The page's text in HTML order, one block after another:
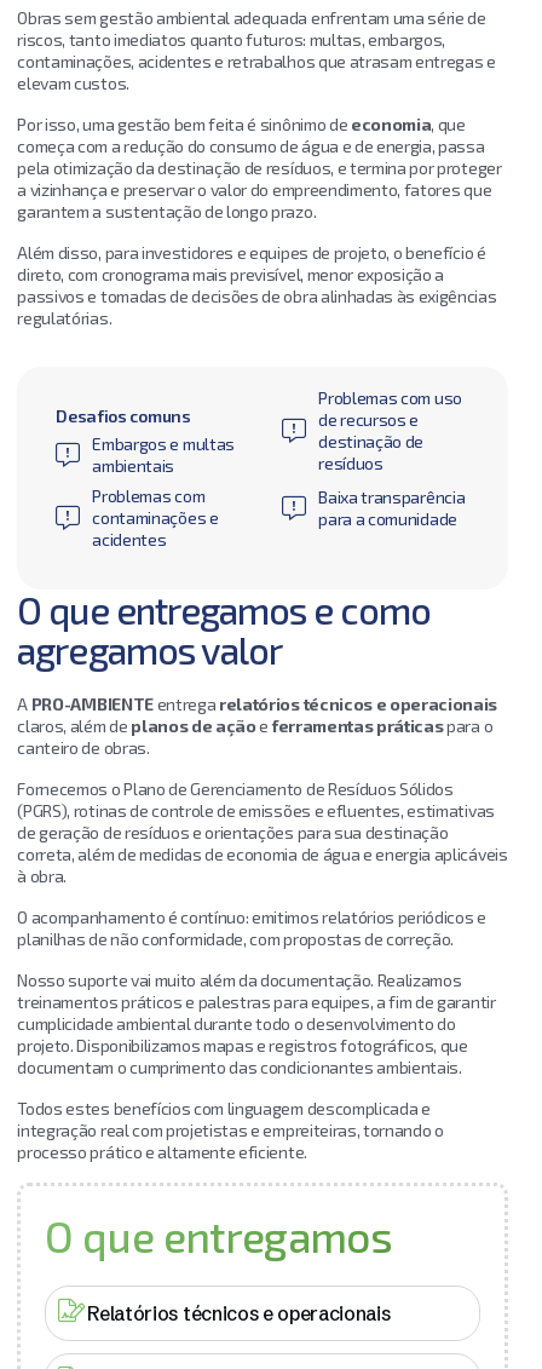
Obras sem gestão ambiental adequada enfrentam uma série de
riscos, tanto imediatos quanto futuros: multas, embargos,
contaminações, acidentes e retrabalhos que atrasam entregas e
elevam custos.
Por isso, uma gestão bem feita é sinônimo de economia, que
começa com a redução do consumo de água e de energia, passa
pela otimização da destinação de resíduos, e termina por proteger
a vizinhança e preservar o valor do empreendimento, fatores que
garantem a sustentação de longo prazo.
Além disso, para investidores e equipes de projeto, o benefício é
direto, com cronograma mais previsível, menor exposição a
passivos e tomadas de decisões de obra alinhadas às exigências
regulatórias.
Desafios comuns
Embargos e multas
ambientais
Problemas com
contaminações e
acidentes
Problemas com uso
de recursos e
destinação de
resíduos
Baixa transparência
para a comunidade
O que entregamos e como
agregamos valor
A PRO-AMBIENTEentrega relatórios técnicos e operacionais
claros, além de planos de açãoeferramentas práticaspara o
canteiro de obras.
Fornecemos o Plano de Gerenciamento de Resíduos Sólidos
(PGRS), rotinas de controle de emissões e efluentes, estimativas
de geração de resíduos e orientações para sua destinação
correta, além de medidas de economia de água e energia aplicáveis
à obra.
O acompanhamento é contínuo: emitimos relatórios periódicos e
planilhas de não conformidade, com propostas de correção.
Nosso suporte vai muito além da documentação. Realizamos
treinamentos práticos e palestras para equipes, a fim de garantir
cumplicidade ambiental durante todo o desenvolvimento do
projeto. Disponibilizamos mapas e registros fotográficos, que
documentam o cumprimento das condicionantes ambientais.
Todos estes benefícios com linguagem descomplicada e
integração real com projetistas e empreiteiras, tornando o
processo prático e altamente eficiente.
O que entregamos
Relatórios técnicos e operacionais